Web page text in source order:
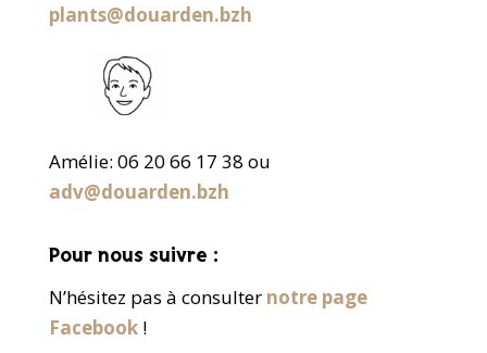
plants@douarden.bzh
Amélie: 06 20 66 17 38 ou
adv@douarden.bzh
Pour nous suivre :
N’hésitez pas à consulter notre page
Facebook!